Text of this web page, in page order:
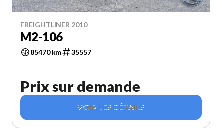
FREIGHTLINER 2010
M2-106
85470 km 35557
Prix sur demande
VOIR LES DÉTAILS